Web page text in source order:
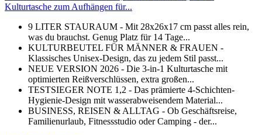
Kulturtasche zum Aufhängen für...
9 LITER STAURAUM - Mit 28x26x17 cm passt alles rein,
was du brauchst. Genug Platz für 14 Tage...
KULTURBEUTEL FÜR MÄNNER & FRAUEN -
Klassisches Unisex-Design, das zu jedem Stil passt...
NEUE VERSION 2026 - Die 3-in-1 Kulturtasche mit
optimierten Reißverschlüssen, extra großen...
TESTSIEGER NOTE 1,2 - Das prämierte 4-Schichten-
Hygienie-Design mit wasserabweisendem Material...
BUSINESS, REISEN & ALLTAG - Ob Geschäftsreise,
Familienurlaub, Fitnessstudio oder Camping - der...